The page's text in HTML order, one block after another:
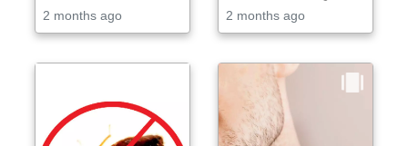
2 months ago 2 months ago